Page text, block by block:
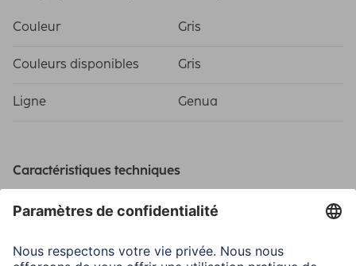
Couleur Gris
Couleurs disponibles Gris
Ligne Genua
Caractéristiques techniques
Matière Polyester